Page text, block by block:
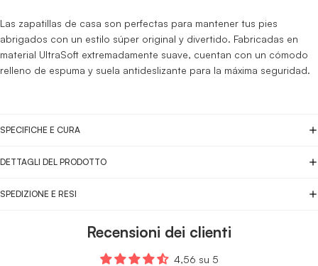
Las zapatillas de casa son perfectas para mantener tus pies
abrigados con un estilo súper original y divertido. Fabricadas en
material UltraSoft extremadamente suave, cuentan con un cómodo
relleno de espuma y suela antideslizante para la máxima seguridad.
SPECIFICHE E CURA
DETTAGLI DEL PRODOTTO
SPEDIZIONE E RESI
Recensioni dei clienti
4,56 su 5